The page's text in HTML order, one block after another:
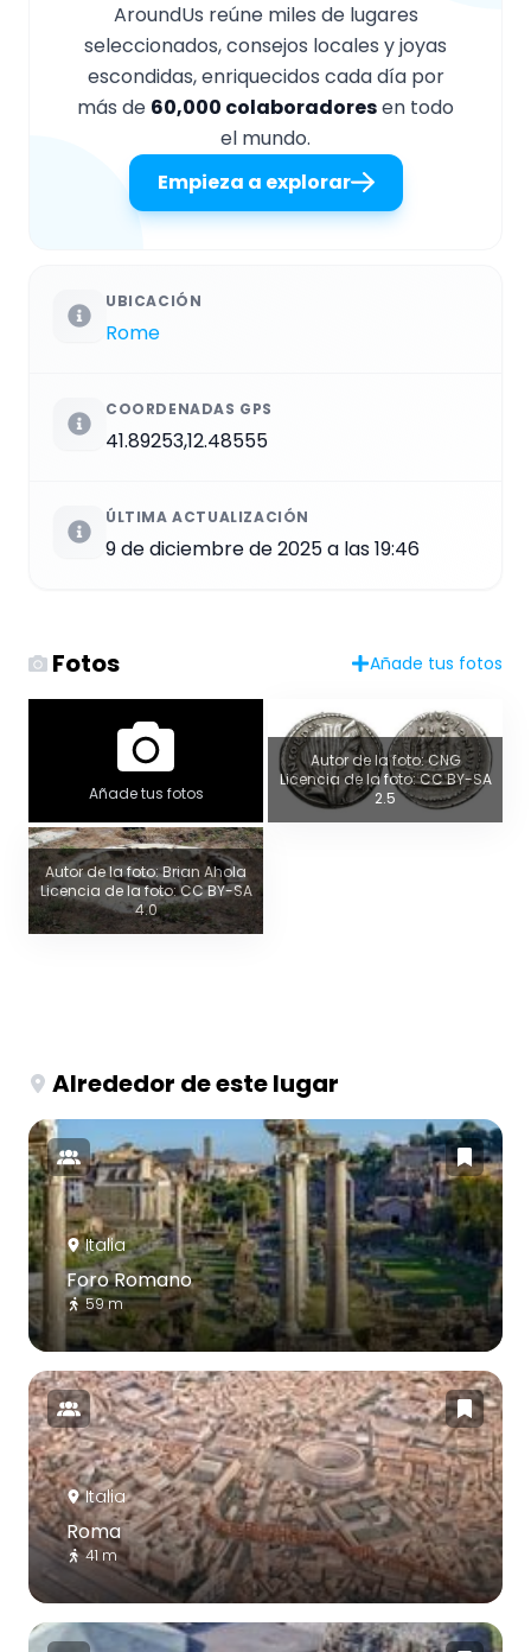
AroundUs reúne miles de lugares
seleccionados, consejos locales y joyas
escondidas, enriquecidos cada día por
más de 60,000 colaboradoresen todo
el mundo.
Empieza a explorar
UBICACIÓN
Rome
COORDENADAS GPS
41.89253,12.48555
ÚLTIMA ACTUALIZACIÓN
9 de diciembre de 2025 a las 19:46
Fotos Añade tus fotos
Añade tus fotos
Autor de la foto: CNG
Licencia de la foto: CC BY-SA
2.5
Autor de la foto: Brian Ahola
Licencia de la foto: CC BY-SA
4.0
Alrededor de este lugar
Italia
Foro Romano
59 m
Italia
Roma
41 m